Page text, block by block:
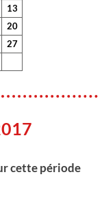
13
20
27
cette période